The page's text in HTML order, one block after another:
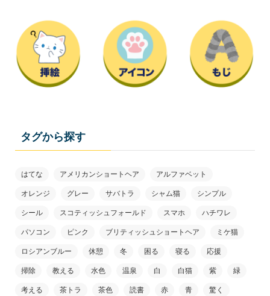
タグから探す
はてな アメリカンショートヘア アルファベット
オレンジ グレー サバトラ シャム猫 シンプル
シール スコティッシュフォールド スマホ ハチワレ
パソコン ピンク ブリティッシュショートヘア ミケ猫
ロシアンブルー 休憩 冬 困る 寝る 応援
掃除 教える 水色 温泉 白 白猫 紫 緑
考える 茶トラ 茶色 読書 赤 青 驚く